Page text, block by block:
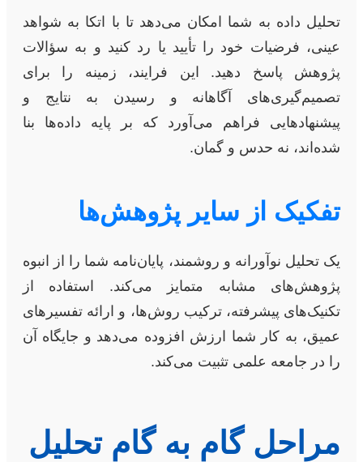
تحلیل داده به شما امکان می‌دهد تا با اتکا به شواهد
عینی، فرضیات خود را تأیید یا رد کنید و به سؤالات
پژوهش پاسخ دهید. این فرایند، زمینه را برای
تصمیم‌گیری‌های آگاهانه و رسیدن به نتایج و
پیشنهادهایی فراهم می‌آورد که بر پایه داده‌ها بنا
شده‌اند، نه حدس و گمان.
تفکیک از سایر پژوهش‌ها
یک تحلیل نوآورانه و روشمند، پایان‌نامه شما را از انبوه
پژوهش‌های مشابه متمایز می‌کند. استفاده از
تکنیک‌های پیشرفته، ترکیب روش‌ها، و ارائه تفسیرهای
عمیق، به کار شما ارزش افزوده می‌دهد و جایگاه آن
را در جامعه علمی تثبیت می‌کند.
مراحل گام به گام تحلیل